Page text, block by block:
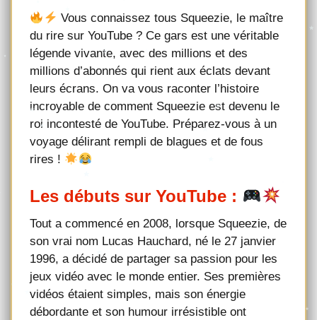
Vous connaissez tous Squeezie, le maître
du rire sur YouTube ? Ce gars est une véritable
légende vivante, avec des millions et des
millions d’abonnés qui rient aux éclats devant
leurs écrans. On va vous raconter l’histoire
incroyable de comment Squeezie est devenu le
roi incontesté de YouTube. Préparez-vous à un
voyage délirant rempli de blagues et de fous
rires !
Les débuts sur YouTube :
Tout a commencé en 2008, lorsque Squeezie, de
son vrai nom Lucas Hauchard, né le 27 janvier
1996, a décidé de partager sa passion pour les
jeux vidéo avec le monde entier. Ses premières
vidéos étaient simples, mais son énergie
débordante et son humour irrésistible ont